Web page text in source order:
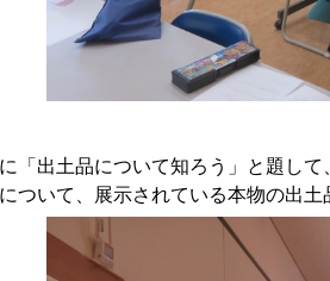
「出土品について知ろう」と題して
ついて、展示されている本物の出土